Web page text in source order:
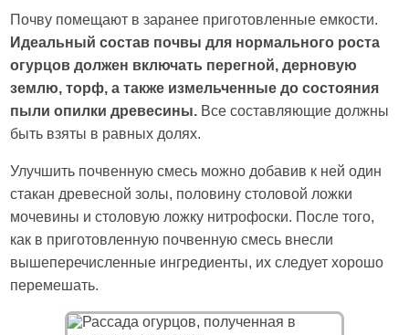
Почву помещают в заранее приготовленные емкости.
Идеальный состав почвы для нормального роста
огурцов должен включать перегной, дерновую
землю, торф, а также измельченные до состояния
пыли опилки древесины. Все составляющие должны
быть взяты в равных долях.
Улучшить почвенную смесь можно добавив к ней один
стакан древесной золы, половину столовой ложки
мочевины и столовую ложку нитрофоски. После того,
как в приготовленную почвенную смесь внесли
вышеперечисленные ингредиенты, их следует хорошо
перемешать.